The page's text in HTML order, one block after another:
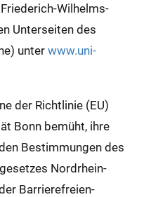
Wilhelms-
Unterseiten des
unter www.uni-
der Richtlinie (EU)
Bonn bemüht, ihre
Bestimmungen des
Nordrhein-
Barrierefreien-